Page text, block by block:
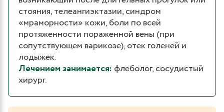
стояния, телеангиэктазии, синдром
«мраморности» кожи, боли по всей
протяженности пораженной вены (при
сопутствующем варикозе), отек голеней и
лодыжек.
Лечением занимается: флеболог, сосудистый
хирург.